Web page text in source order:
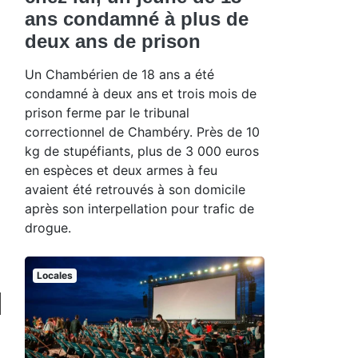
ans condamné à plus de
deux ans de prison
Un Chambérien de 18 ans a été
condamné à deux ans et trois mois de
prison ferme par le tribunal
correctionnel de Chambéry. Près de 10
kg de stupéfiants, plus de 3 000 euros
en espèces et deux armes à feu
avaient été retrouvés à son domicile
après son interpellation pour trafic de
drogue.
Locales